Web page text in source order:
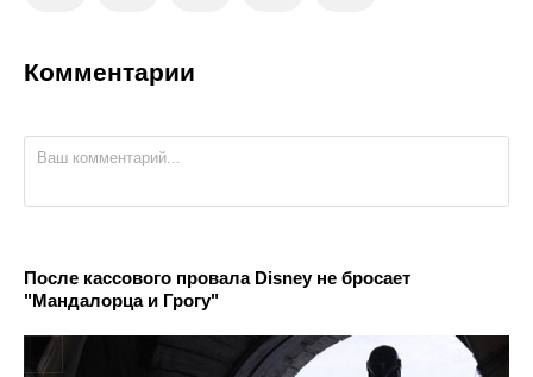
Комментарии
После кассового провала Disney не бросает
"Мандалорца и Грогу"